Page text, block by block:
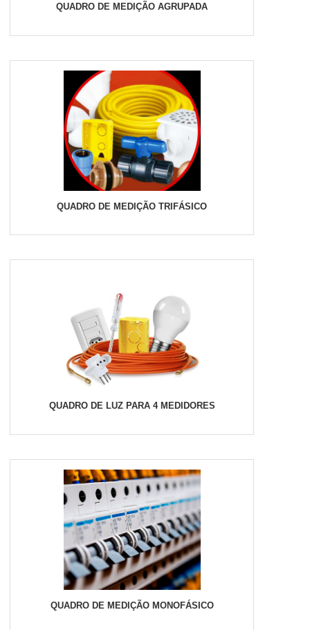
QUADRO DE MEDIÇÃO AGRUPADA
QUADRO DE MEDIÇÃO TRIFÁSICO
QUADRO DE LUZ PARA 4 MEDIDORES
QUADRO DE MEDIÇÃO MONOFÁSICO